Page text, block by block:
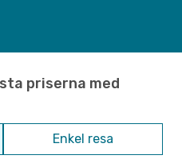
priserna med
Enkel resa